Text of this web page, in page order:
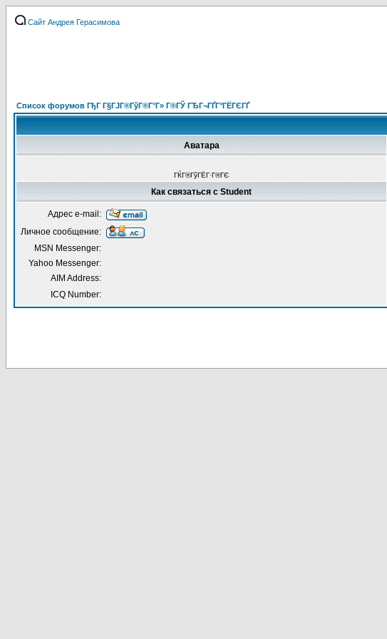
Сайт Андрея Герасимова
Список форумов ГђГ Г§ГЈГ®ГўГ®Г°Г» Г®ГЎ ГЂГ¬ГҐГ°ГЁГЄГҐ
Аватара
ГЌГ®ГўГЁГ·Г®ГЄ
Как связаться с Student
Адрес e-mail:
Личное сообщение:
MSN Messenger:
Yahoo Messenger:
AIM Address:
ICQ Number: